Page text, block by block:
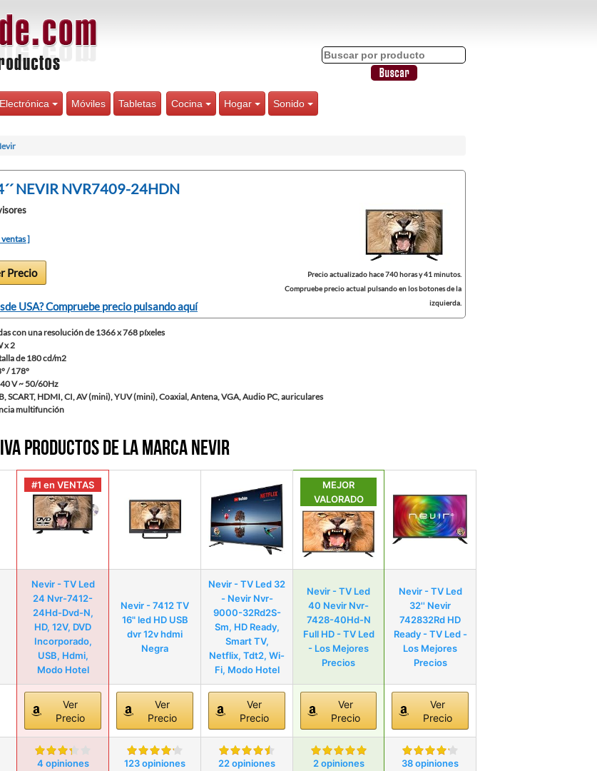
Electrónica Móviles Tabletas Cocina Hogar Sonido
NEVIR NVR7409-24HDN
ventas ]
Precio
USA? Compruebe precio pulsando aquí
Precio actualizado hace 740 horas y 41 minutos.
Compruebe precio actual pulsando en los botones de la
izquierda.
con una resolución de 1366 x 768 píxeles
x 2
de 180 cd/m2
/ 178°
V ~ 50/60Hz
SCART, HDMI, CI, AV (mini), YUV (mini), Coaxial, Antena, VGA, Audio PC, auriculares
multifunción
productos de la marca Nevir
#1 en VENTAS
MEJOR
VALORADO
Nevir - TV Led
24 Nvr-7412-
24Hd-Dvd-N,
HD, 12V, DVD
Incorporado,
USB, Hdmi,
Modo Hotel
Nevir - 7412 TV
16" led HD USB
dvr 12v hdmi
Negra
Nevir - TV Led 32
- Nevir Nvr-
9000-32Rd2S-
Sm, HD Ready,
Smart TV,
Netflix, Tdt2, Wi-
Fi, Modo Hotel
Nevir - TV Led
40 Nevir Nvr-
7428-40Hd-N
Full HD - TV Led
- Los Mejores
Precios
Nevir - TV Led
32'' Nevir
742832Rd HD
Ready - TV Led -
Los Mejores
Precios
Ver
Precio
Ver
Precio
Ver
Precio
Ver
Precio
Ver
Precio
4 opiniones 123 opiniones 22 opiniones 2 opiniones 38 opiniones